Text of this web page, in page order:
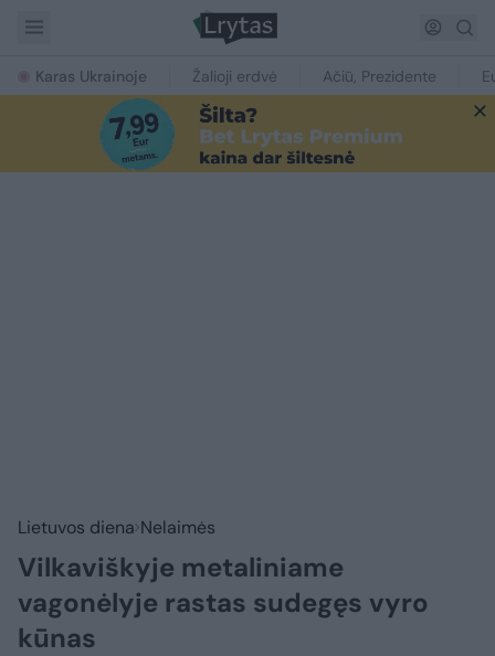
Karas Ukrainoje Žalioji erdvė Ačiū, Prezidente
Lietuvos diena Nelaimės
Vilkaviškyje metaliniame
vagonėlyje rastas sudegęs vyro
kūnas